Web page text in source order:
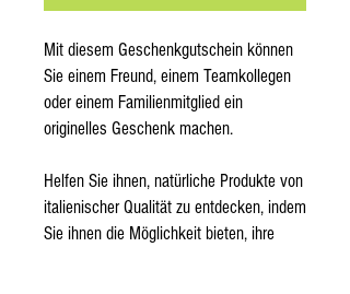
Mit diesem Geschenkgutschein können
Sie einem Freund, einem Teamkollegen
oder einem Familienmitglied ein
originelles Geschenk machen.
Helfen Sie ihnen, natürliche Produkte von
italienischer Qualität zu entdecken, indem
Sie ihnen die Möglichkeit bieten, ihre